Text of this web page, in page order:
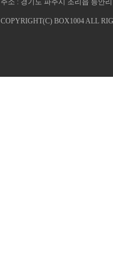
주소 : 경기도 파주시 조리읍 능안
COPYRIGHT(C) BOX1004 ALL